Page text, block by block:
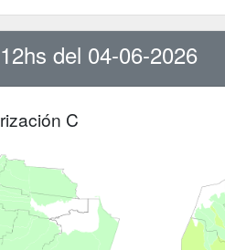
del 04-06-2026
C